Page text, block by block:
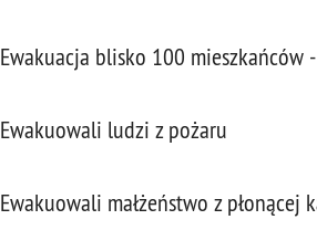
Ewakuacja blisko 100
Ewakuowali ludzi z pożaru
Ewakuowali małżeństwo z płonącej